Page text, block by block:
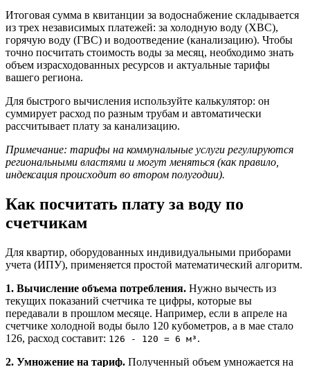
Итоговая сумма в квитанции за водоснабжение складывается
из трех независимых платежей: за холодную воду (ХВС),
горячую воду (ГВС) и водоотведение (канализацию). Чтобы
точно посчитать стоимость воды за месяц, необходимо знать
объем израсходованных ресурсов и актуальные тарифы
вашего региона.
Для быстрого вычисления используйте калькулятор: он
суммирует расход по разным трубам и автоматически
рассчитывает плату за канализацию.
Примечание: тарифы на коммунальные услуги регулируются
региональными властями и могут меняться (как правило,
индексация происходит во втором полугодии).
Как посчитать плату за воду по
счетчикам
Для квартир, оборудованных индивидуальными приборами
учета (ИПУ), применяется простой математический алгоритм.
1. Вычисление объема потребления. Нужно вычесть из
текущих показаний счетчика те цифры, которые вы
передавали в прошлом месяце. Например, если в апреле на
счетчике холодной воды было 120 кубометров, а в мае стало
126, расход составит: 126 - 120 = 6 м³ .
2. Умножение на тариф. Полученный объем умножается на